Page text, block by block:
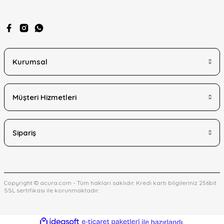
Kurumsal
Müşteri Hizmetleri
Sipariş
Copyright © acura.com - Tüm hakları saklıdır. Kredi kartı bilgileriniz 256bit
SSL sertifikası ile korunmaktadır.
ideasoft e-